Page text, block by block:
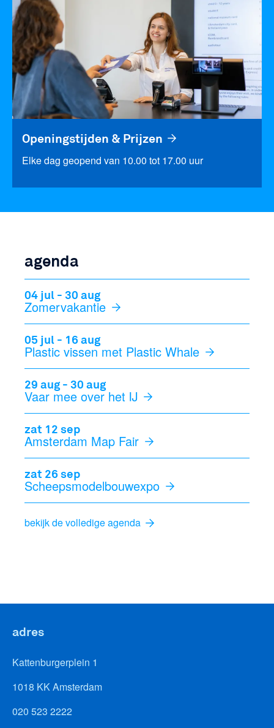
Openingstijden & Prijzen
Elke dag geopend van 10.00 tot 17.00 uur
agenda
04 jul - 30 aug
Zomervakantie
05 jul - 16 aug
Plastic vissen met Plastic Whale
29 aug - 30 aug
Vaar mee over het IJ
zat 12 sep
Amsterdam Map Fair
zat 26 sep
Scheepsmodelbouwexpo
bekijk de volledige agenda
adres
Kattenburgerplein 1
1018 KK Amsterdam
020 523 2222